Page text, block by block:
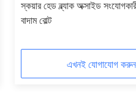
স্কয়ার হেড ব্ল্যাক অক্সাইড
বাদাম বোল্ট
এখনই যোগাযোগ করুন